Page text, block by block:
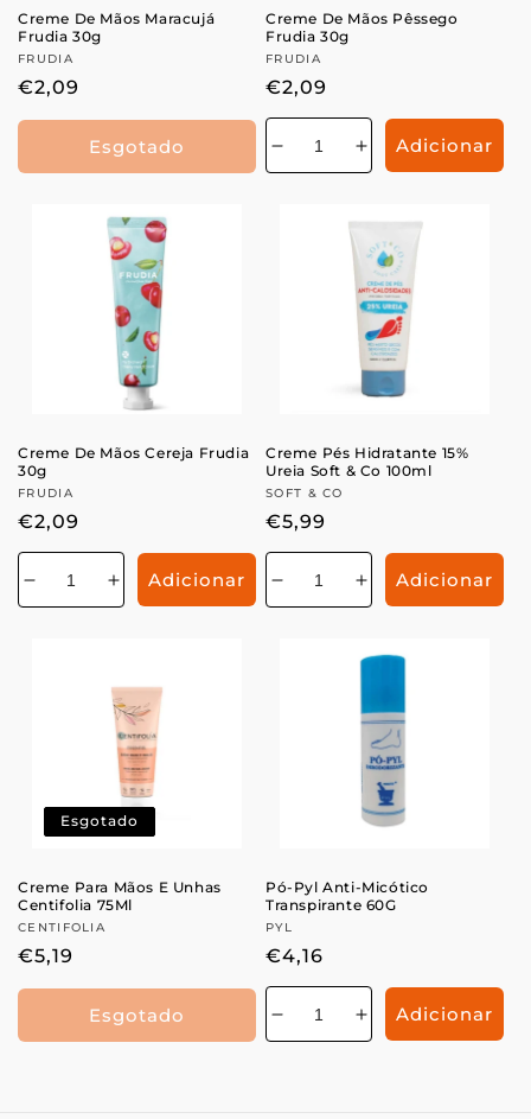
Creme De Mãos Maracujá
Frudia 30g
Fornecedor:
FRUDIA
Preço
normal
€2,09
Esgotado
Creme De Mãos Pêssego
Frudia 30g
Fornecedor:
FRUDIA
Preço
normal
€2,09
Diminuir
a
Aumentar
a
Adicionar
Creme De Mãos Cereja Frudia
30g
Fornecedor:
FRUDIA
Preço
normal
€2,09
Diminuir
a
Aumentar
a
Adicionar
Creme Pés Hidratante 15%
Ureia Soft & Co 100ml
Fornecedor:
SOFT & CO
Preço
normal
€5,99
Diminuir
a
Aumentar
a
de
Adicionar
Esgotado
Creme Para Mãos E Unhas
Centifolia 75Ml
Fornecedor:
CENTIFOLIA
Preço
normal
€5,19
Esgotado
Pó-Pyl Anti-Micótico
Transpirante 60G
Fornecedor:
PYL
Preço
normal
€4,16
Diminuir
a
Aumentar
a
Adicionar